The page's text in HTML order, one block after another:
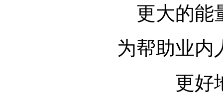
更大的能
为帮助业内
更好